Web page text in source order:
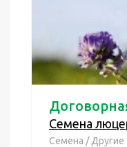
Семена
Семена /Другие